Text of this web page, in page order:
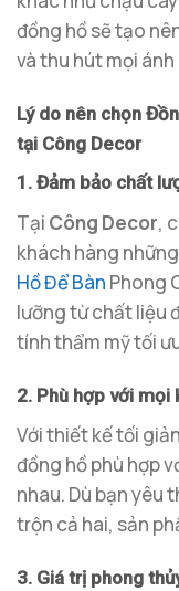
đồng hồ sẽ tạo
và thu hút mọi ánh
Lý do nên chọn
tại Công Decor
1. Đảm bảo chất
Tại Công Decor,
khách hàng
Hồ Để Bàn Phong
lưỡng từ chất liệu
tính thẩm mỹ tối
2. Phù hợp với mọi
Với thiết kế tối
đồng hồ phù hợp
nhau. Dù bạn yêu
trộn cả hai, sản
3. Giá trị phong